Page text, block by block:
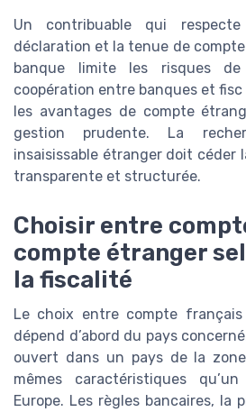
Un contribuable qui
déclaration et la tenue de
banque limite les risques
coopération entre banques et
les avantages de compte
gestion prudente. La
insaisissable étranger doit céder
transparente et structurée.
Choisir entre
compte étranger
la fiscalité
Le choix entre compte
dépend d’abord du pays
ouvert dans un pays de la
mêmes caractéristiques
Europe. Les règles bancaires, la